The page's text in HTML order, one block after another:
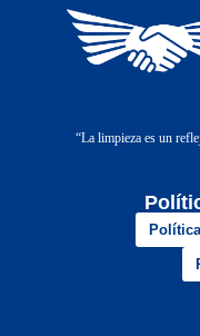
“La limpieza es un